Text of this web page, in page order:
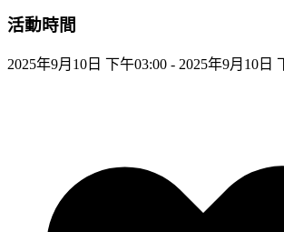
活動時間
2025年9月10日 下午03:00 - 2025年9月10日